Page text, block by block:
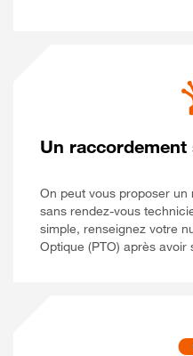
Un
On peut vous proposer
sans rendez-vous
simple, renseignez votre
Optique (PTO) après